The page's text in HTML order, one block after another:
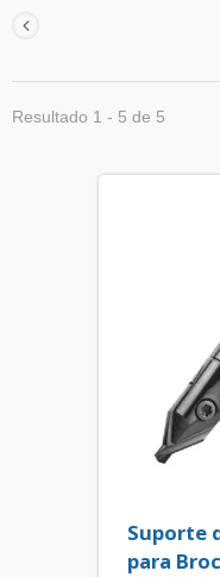
Resultado 1 - 5 de 5
Suporte
para